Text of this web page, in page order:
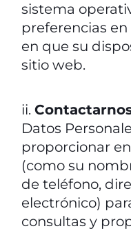
sistema
preferencias
en que su
sitio web.
ii.
Datos
proporcionar
(como su
de teléfono,
electrónico)
consultas y